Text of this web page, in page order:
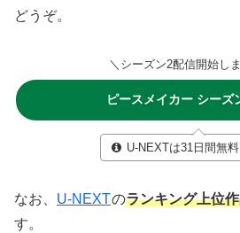
どうぞ。
＼シーズン2配信開始し
ピースメイカー シーズ
U-NEXTは31日間無
なお、 U-NEXTのランキング上位
す。